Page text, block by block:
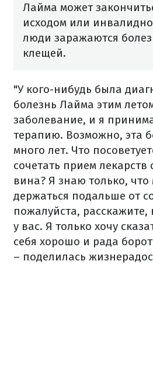
Лайма может
исходом или
люди заражаются
клещей.
"У кого-нибудь была
болезнь Лайма этим
заболевание, и я
терапию. Возможно, эта
много лет. Что
сочетать прием
вина? Я знаю только,
держаться подальше от
пожалуйста, расскажите,
у вас. Я только хочу
себя хорошо и рада
– поделилась